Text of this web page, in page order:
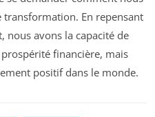
En repensant
nous avons la capacité de
financière, mais
positif dans le monde.